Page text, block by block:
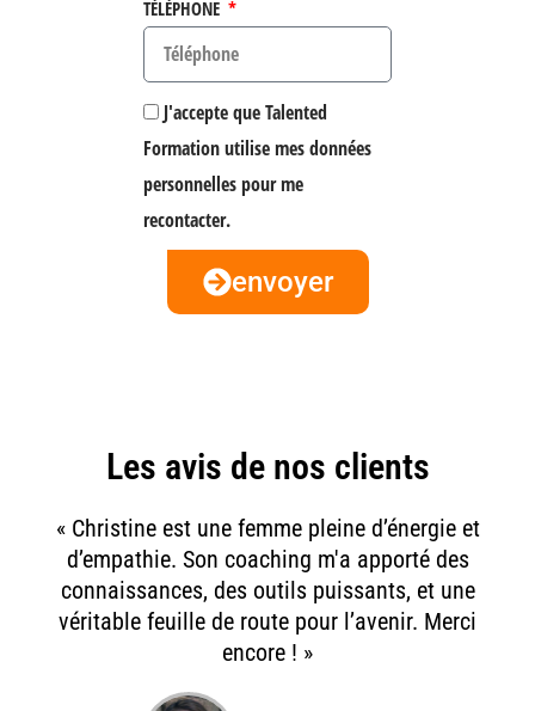
TÉLÉPHONE
J'accepte que Talented
Formation utilise mes données
personnelles pour me
recontacter.
envoyer
Les avis de nos clients
« Christine est une femme pleine d’énergie et
d’empathie. Son coaching m'a apporté des
connaissances, des outils puissants, et une
véritable feuille de route pour l’avenir. Merci
encore ! »